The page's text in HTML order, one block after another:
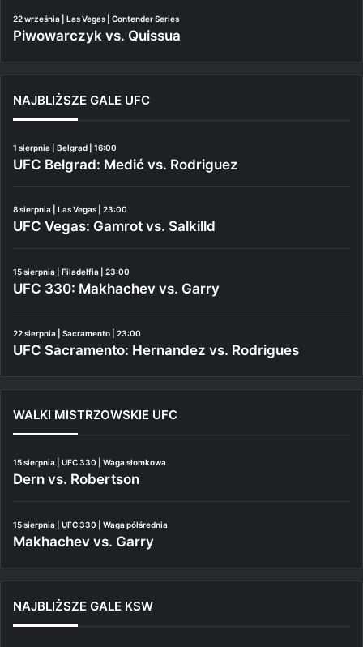
22 września | Las Vegas | Contender Series
Piwowarczyk vs. Quissua
NAJBLIŻSZE GALE UFC
1 sierpnia | Belgrad | 16:00
UFC Belgrad: Medić vs. Rodriguez
8 sierpnia | Las Vegas | 23:00
UFC Vegas: Gamrot vs. Salkilld
15 sierpnia | Filadelfia | 23:00
UFC 330: Makhachev vs. Garry
22 sierpnia | Sacramento | 23:00
UFC Sacramento: Hernandez vs. Rodrigues
WALKI MISTRZOWSKIE UFC
15 sierpnia | UFC 330 | Waga słomkowa
Dern vs. Robertson
15 sierpnia | UFC 330 | Waga półśrednia
Makhachev vs. Garry
NAJBLIŻSZE GALE KSW